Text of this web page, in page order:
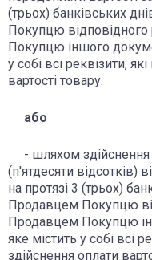
(трьох) банківських
Покупцю
Покупцю іншого
у собі всі реквізити,
вартості товару.
або
- шляхом здійснення
(п'ятдесяти відсотків)
на протязі 3 (трьох)
Продавцем Покупцю
Продавцем Покупцю
яке містить у собі всі
здійснення оплати